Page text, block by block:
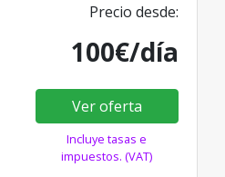
Precio desde:
100€/día
Ver oferta
Incluye tasas e
impuestos. (VAT)